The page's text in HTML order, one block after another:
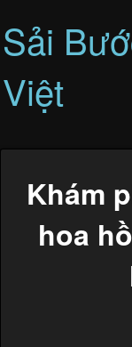
Sải
Việt
Khám
hoa